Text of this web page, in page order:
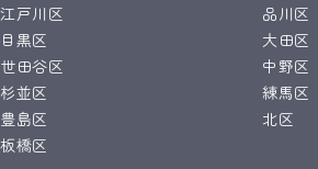
江戸川区
品川区
目黒区
大田区
世田谷区
中野区
杉並区
練馬区
豊島区
北区
板橋区